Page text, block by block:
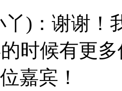
丫)：谢谢！
时候有更
嘉宾！